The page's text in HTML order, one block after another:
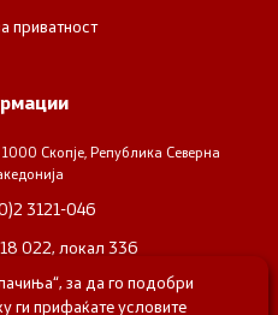
приватност
1000 Скопје, Република Северна
3121-046
022, локал 336
за да го подобри
ги прифаќате условите